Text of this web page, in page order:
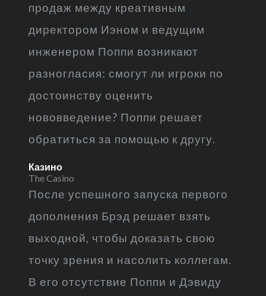
продаж между креативным
директором Иэном и ведущим
инженером Поппи возникают
разногласия: смогут ли игроки по
достоинству оценить
нововведение? Поппи решает
обратиться за помощью к другу.
Казино
The Casino
После успешного запуска первого
дополнения Брэд решает взять
выходной, чтобы доказать свою
точку зрения и насолить коллегам.
В его отсутствие Поппи и Дэвиду